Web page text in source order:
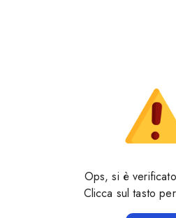
Ops, si è
Clicca sul tasto